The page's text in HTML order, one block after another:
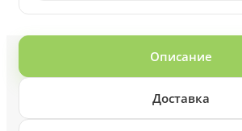
Описание
Доставка